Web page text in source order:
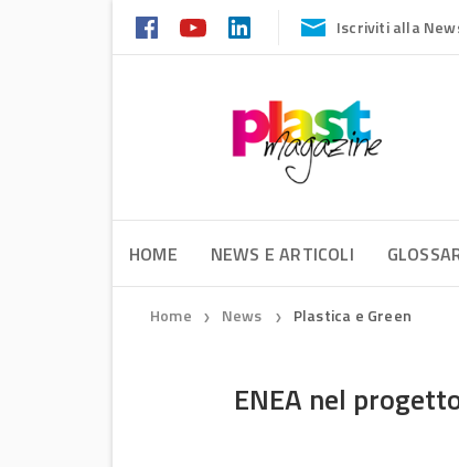
Iscriviti alla
HOME NEWS E ARTICOLI
Home ❯ News ❯ Plastica e Green
ENEA nel